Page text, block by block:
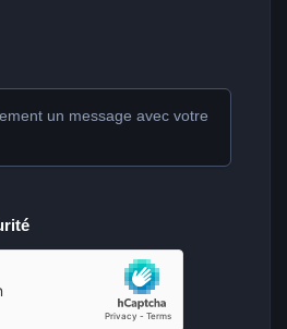
un message avec votre